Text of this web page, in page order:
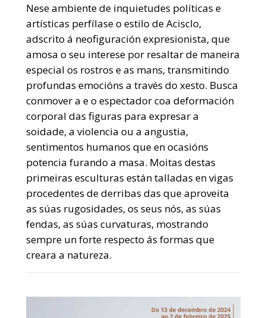
Nese ambiente de inquietudes políticas e
artísticas perfílase o estilo de Acisclo,
adscrito á neofiguración expresionista, que
amosa o seu interese por resaltar de maneira
especial os rostros e as mans, transmitindo
profundas emocións a través do xesto. Busca
conmover a e o espectador coa deformación
corporal das figuras para expresar a
soidade, a violencia ou a angustia,
sentimentos humanos que en ocasións
potencia furando a masa. Moitas destas
primeiras esculturas están talladas en vigas
procedentes de derribas das que aproveita
as súas rugosidades, os seus nós, as súas
fendas, as súas curvaturas, mostrando
sempre un forte respecto ás formas que
creara a natureza.